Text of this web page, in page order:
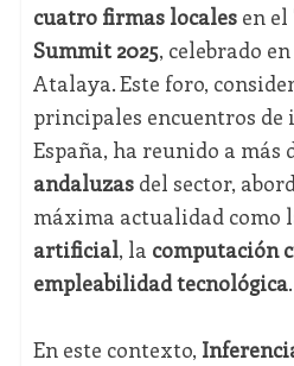
cuatro firmas localesen el
Summit 2025, celebrado
Atalaya. Este foro,
principales encuentros de
España, ha reunido a más
andaluzasdel sector,
máxima actualidad como
artificial, la computación
empleabilidad tecnológica.
En este contexto,